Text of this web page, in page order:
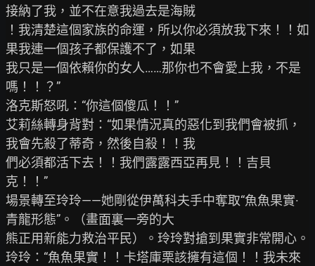
接納了我，並不在意我過去是海賊
！我清楚這個家族的命運，所以你必須放我下來！！如
果我連一個孩子都保護不了，如果
我只是一個依賴你的女人……那你也不會愛上我，不是
嗎！！？”
洛克斯怒吼：“你這個傻瓜！！”
艾莉絲轉身背對：“如果情況真的惡化到我們會被抓，
我會先殺了蒂奇，然後自殺！！我
們必須都活下去！！我們露露西亞再見！！吉貝
克！！”
場景轉至玲玲——她剛從伊萬科夫手中奪取“魚魚果實·
青龍形態”。（畫面裏一旁的大
熊正用新能力救治平民）。玲玲對搶到果實非常開心。
玲玲：“魚魚果實！！卡塔庫栗該擁有這個！！我未來